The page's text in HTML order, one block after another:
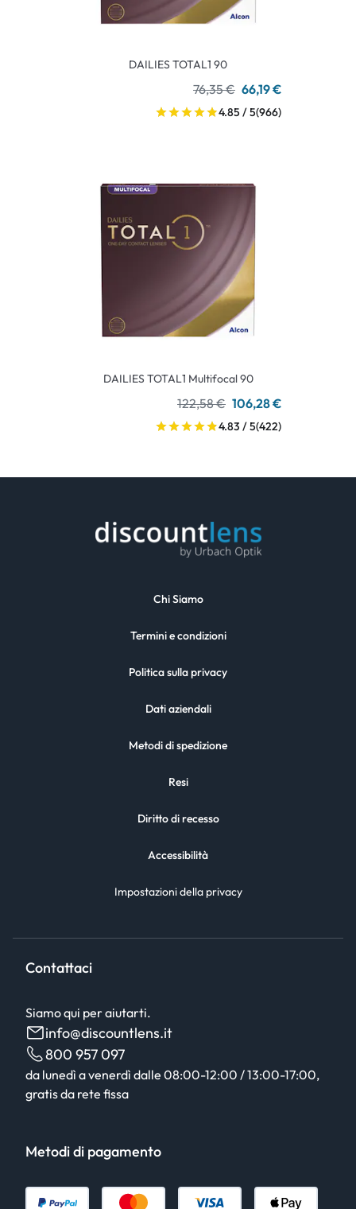
DAILIES TOTAL1 90
76,35 € 66,19 €
4.85 / 5(966)
DAILIES TOTAL1 Multifocal 90
122,58 € 106,28 €
4.83 / 5(422)
Chi Siamo
Termini e condizioni
Politica sulla privacy
Dati aziendali
Metodi di spedizione
Resi
Diritto di recesso
Accessibilità
Impostazioni della privacy
Contattaci
Siamo qui per aiutarti.
info@discountlens.it
800 957 097
da lunedì a venerdì dalle 08:00-12:00 / 13:00-17:00,
gratis da rete fissa
Metodi di pagamento